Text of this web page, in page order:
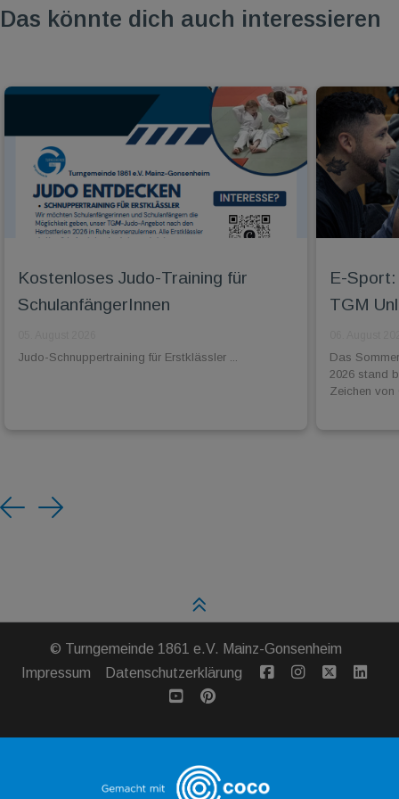
Das könnte dich auch interessieren
Kostenloses Judo-Training für
SchulanfängerInnen
Judo-Schnuppertraining für Erstklässler ...
E-Sport:
TGM
Das
2026 stand
Zeichen von
Previous
Next
© Turngemeinde 1861 e.V. Mainz-Gonsenheim
Impressum
Datenschutzerklärung